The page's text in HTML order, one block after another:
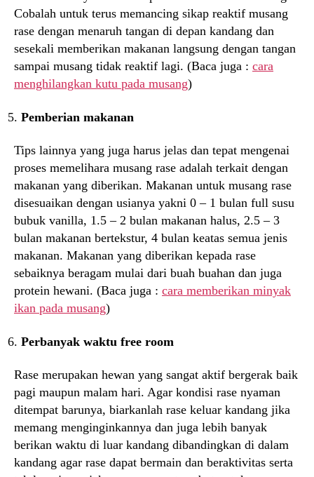
Cobalah untuk terus memancing sikap reaktif musang
rase dengan menaruh tangan di depan kandang dan
sesekali memberikan makanan langsung dengan tangan
sampai musang tidak reaktif lagi. (Baca juga : cara
menghilangkan kutu pada musang)
Pemberian makanan
Tips lainnya yang juga harus jelas dan tepat mengenai
proses memelihara musang rase adalah terkait dengan
makanan yang diberikan. Makanan untuk musang rase
disesuaikan dengan usianya yakni 0 – 1 bulan full susu
bubuk vanilla, 1.5 – 2 bulan makanan halus, 2.5 – 3
bulan makanan bertekstur, 4 bulan keatas semua jenis
makanan. Makanan yang diberikan kepada rase
sebaiknya beragam mulai dari buah buahan dan juga
protein hewani. (Baca juga : cara memberikan minyak
ikan pada musang)
Perbanyak waktu free room
Rase merupakan hewan yang sangat aktif bergerak baik
pagi maupun malam hari. Agar kondisi rase nyaman
ditempat barunya, biarkanlah rase keluar kandang jika
memang menginginkannya dan juga lebih banyak
berikan waktu di luar kandang dibandingkan di dalam
kandang agar rase dapat bermain dan beraktivitas serta